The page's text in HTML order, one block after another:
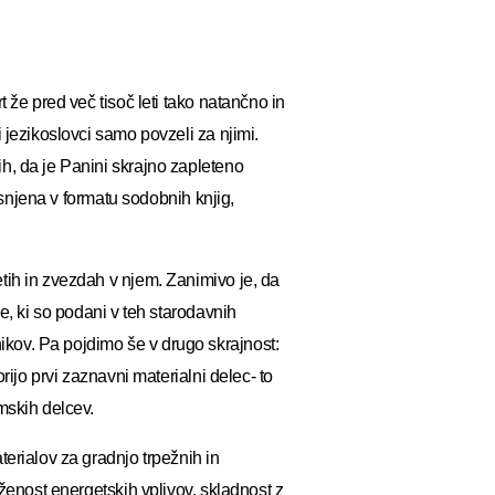
že pred več tisoč leti tako natančno in
samo povzeli za njimi.
da je Panini skrajno zapleteno
v formatu sodobnih knjig,
in zvezdah v njem. Zanimivo je, da
ki so podani v teh starodavnih
Pa pojdimo še v drugo skrajnost:
prvi zaznavni materialni delec- to
delcev.
za gradnjo trpežnih in
energetskih vplivov, skladnost z